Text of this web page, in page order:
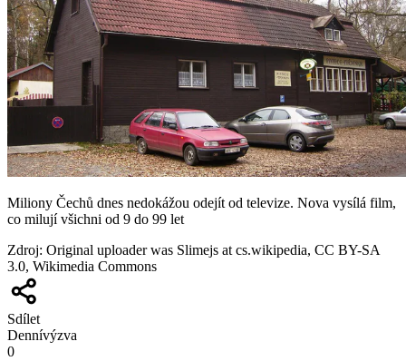
Miliony Čechů dnes nedokážou odejít od televize. Nova vysílá film,
co milují všichni od 9 do 99 let
Zdroj: Original uploader was Slimejs at cs.wikipedia, CC BY-SA
3.0, Wikimedia Commons
Sdílet
Dennívýzva
0